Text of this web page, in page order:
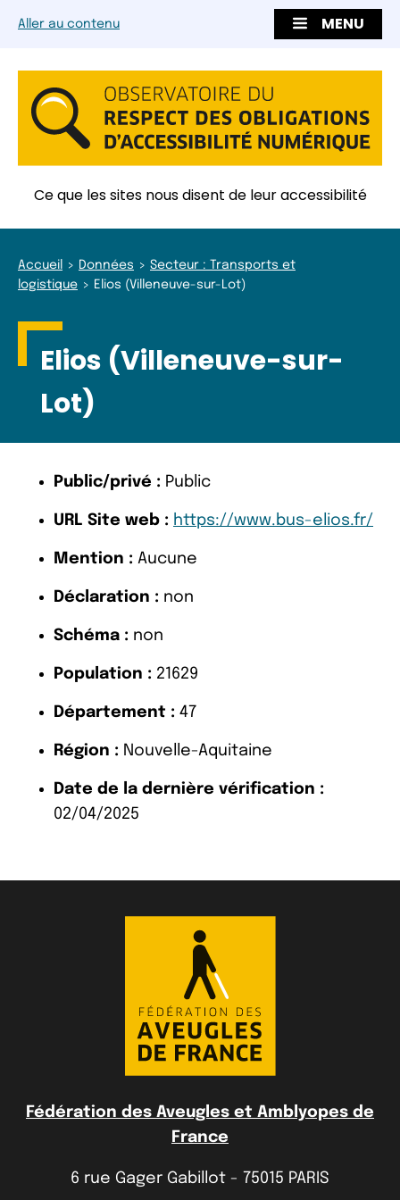
Aller au contenu MENU
Ce que les sites nous disent de leur accessibilité
Accueil Données
Secteur : Transports et
logistique
Elios (Villeneuve-sur-Lot)
Elios (Villeneuve-sur-
Lot)
Public/privé : Public
URL Site web : https://www.bus-elios.fr/
Mention : Aucune
Déclaration : non
Schéma : non
Population : 21629
Département : 47
Région : Nouvelle-Aquitaine
Date de la dernière vérification :
02/04/2025
Fédération des Aveugles et Amblyopes de
France
6 rue Gager Gabillot - 75015 PARIS